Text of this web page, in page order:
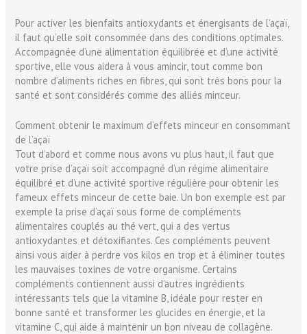
Pour activer les bienfaits antioxydants et énergisants de l’açaï,
il faut qu’elle soit consommée dans des conditions optimales.
Accompagnée d’une alimentation équilibrée et d’une activité
sportive, elle vous aidera à vous amincir, tout comme bon
nombre d’aliments riches en fibres, qui sont très bons pour la
santé et sont considérés comme des alliés minceur.
Comment obtenir le maximum d’effets minceur en consommant
de l’açaï
Tout d’abord et comme nous avons vu plus haut, il faut que
votre prise d’açaï soit accompagné d’un régime alimentaire
équilibré et d’une activité sportive régulière pour obtenir les
fameux effets minceur de cette baie. Un bon exemple est par
exemple la prise d’açaï sous forme de compléments
alimentaires couplés au thé vert, qui a des vertus
antioxydantes et détoxifiantes. Ces compléments peuvent
ainsi vous aider à perdre vos kilos en trop et à éliminer toutes
les mauvaises toxines de votre organisme. Certains
compléments contiennent aussi d’autres ingrédients
intéressants tels que la vitamine B, idéale pour rester en
bonne santé et transformer les glucides en énergie, et la
vitamine C, qui aide à maintenir un bon niveau de collagène.